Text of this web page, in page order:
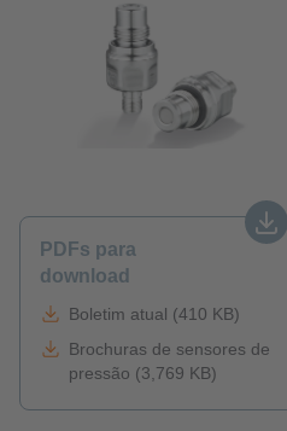
PDFs para
download
Boletim atual (410 KB)
Brochuras de sensores de
pressão (3,769 KB)